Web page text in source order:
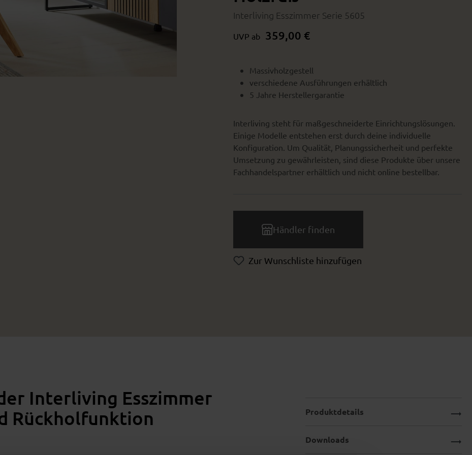
Interliving Esszimmer Serie 5605
UVP ab 359,00 €
Massivholzgestell
verschiedene Ausführungen erhältlich
5 Jahre Herstellergarantie
Interliving steht für maßgeschneiderte Einrichtungslösungen.
Einige Modelle entstehen erst durch deine individuelle
Konfiguration. Um Qualität, Planungssicherheit und perfekte
Umsetzung zu gewährleisten, sind diese Produkte über unsere
Fachhandelspartner erhältlich und nicht online bestellbar.
Händler finden
Zur Wunschliste hinzufügen
Interliving Esszimmer
Rückholfunktion
Produktdetails
Downloads